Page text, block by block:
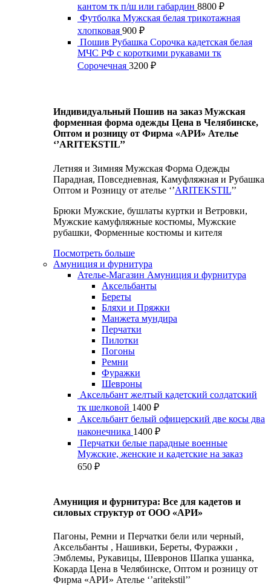
кантом тк п/ш или габардин 8800 ₽
Футболка Мужская белая трикотажная
хлопковая 900 ₽
Пошив Рубашка Сорочка кадетская белая
МЧС РФ с короткими рукавами тк
Сорочечная 3200 ₽
Индивидуальный Пошив на заказ Мужская
форменная форма одежды Цена в Челябинске,
Оптом и розницу от Фирма «АРИ» Ателье
‘’ARITEKSTIL’’
Летняя и Зимняя Мужская Форма Одежды
Парадная, Повседневная, Камуфляжная и Рубашка
Оптом и Розницу от ателье ‘’ARITEKSTIL’’
Брюки Мужские, бушлаты куртки и Ветровки,
Мужские камуфляжные костюмы, Мужские
рубашки, Форменные костюмы и кителя
Посмотреть больше
Амуниция и фурнитура
Ателье-Магазин Амуниция и фурнитура
Аксельбанты
Береты
Бляхи и Пряжки
Манжета мундира
Перчатки
Пилотки
Погоны
Ремни
Фуражки
Шевроны
Аксельбант желтый кадетский солдатский
тк шелковой 1400 ₽
Аксельбант белый офицерский две косы два
наконечника 1400 ₽
Перчатки белые парадные военные
Мужские, женские и кадетские на заказ
650 ₽
Амуниция и фурнитура: Все для кадетов и
силовых структур от ООО «АРИ»
Пагоны, Ремни и Перчатки бели или черный,
Аксельбанты , Нашивки, Береты, Фуражки ,
Эмблемы, Рукавицы, Шевронов Шапка ушанка,
Кокарда Цена в Челябинске, Оптом и розницу от
Фирма «АРИ» Ателье ‘’aritekstil’’